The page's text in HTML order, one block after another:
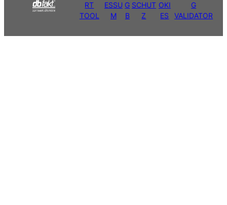
RT
TOOL
ESSU
M
G
B
SCHUT
Z
OKI
ES
G
VALIDATOR